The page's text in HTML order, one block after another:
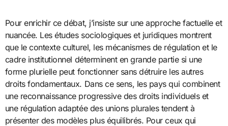
Pour enrichir ce débat, j’insiste sur une approche factuelle et
nuancée. Les études sociologiques et juridiques montrent
que le contexte culturel, les mécanismes de régulation et le
cadre institutionnel déterminent en grande partie si une
forme plurielle peut fonctionner sans détruire les autres
droits fondamentaux. Dans ce sens, les pays qui combinent
une reconnaissance progressive des droits individuels et
une régulation adaptée des unions plurales tendent à
présenter des modèles plus équilibrés. Pour ceux qui